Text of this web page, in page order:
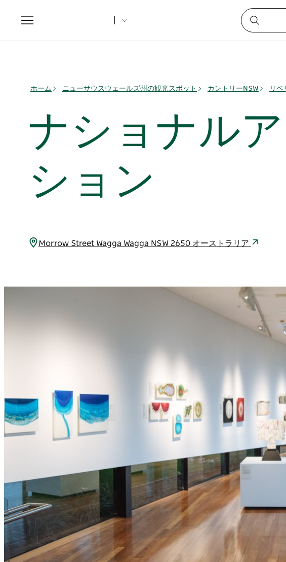
Toggle
navigation
ホーム ニューサウスウェールズ州の観光スポット カントリーNSW リベ
ナショナル
ション
Morrow Street Wagga Wagga NSW 2650 オーストラリア